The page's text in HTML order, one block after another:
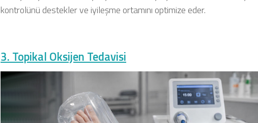
kontrolünü destekler ve iyileşme ortamını optimize eder.
3. Topikal Oksijen Tedavisi